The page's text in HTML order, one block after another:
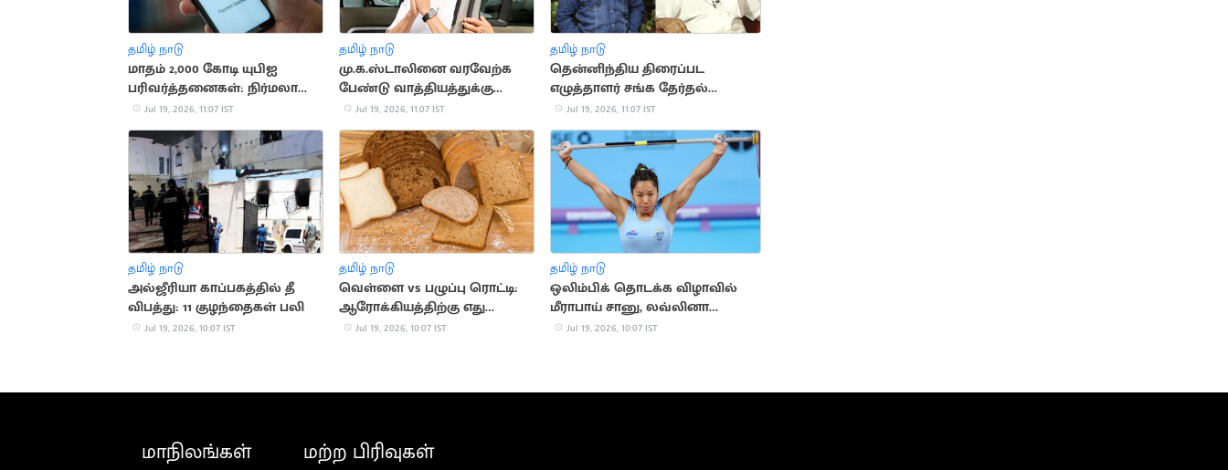
தமிழ் நாடு
மாதம் 2,000 கோடி யுபிஐ
பரிவர்த்தனைகள்: நிர்மலா
சீதாராமன் பெருமிதம்
Jul 19, 2026, 11:07 IST
தமிழ் நாடு
மு.க.ஸ்டாலினை வரவேற்க
பேண்டு வாத்தியத்துக்கு
தடை.. போலீசாரிடம் திமுக
வாக்குவாதம்
Jul 19, 2026, 11:07 IST
தமிழ் நாடு
தென்னிந்திய திரைப்பட
எழுத்தாளர் சங்க தேர்தல்
வாக்குப்பதிவு நிறைவுற்றது
Jul 19, 2026, 11:07 IST
தமிழ் நாடு
அல்ஜீரியா காப்பகத்தில் தீ
விபத்து: 11 குழந்தைகள் பலி
Jul 19, 2026, 10:07 IST
தமிழ் நாடு
வெள்ளை vs பழுப்பு ரொட்டி:
ஆரோக்கியத்திற்கு எது
சிறந்தது?
Jul 19, 2026, 10:07 IST
தமிழ் நாடு
ஒலிம்பிக் தொடக்க விழாவில்
மீராபாய் சானு, லவ்லினா
கொடியேந்தி செல்கின்றனர்
Jul 19, 2026, 10:07 IST
மாநிலங்கள் மற்ற பிரிவுகள்